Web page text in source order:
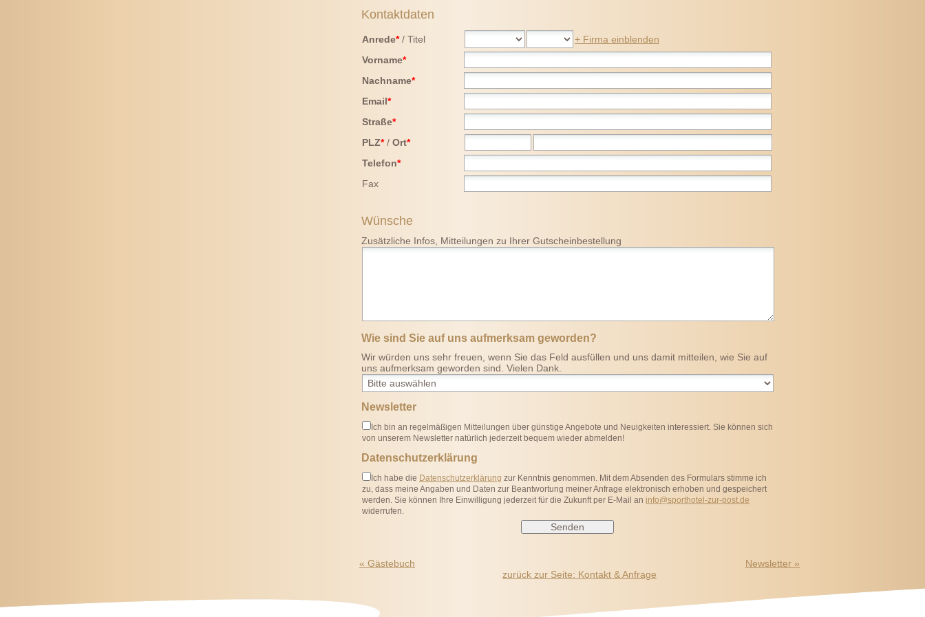
Kontaktdaten
Anrede*/ Titel + Firma einblenden
Vorname*
Nachname*
Email*
Straße*
PLZ*/ Ort*
Telefon*
Fax
Wünsche
Zusätzliche Infos, Mitteilungen zu Ihrer Gutscheinbestellung
Wie sind Sie auf uns aufmerksam geworden?
Wir würden uns sehr freuen, wenn Sie das Feld ausfüllen und uns damit mitteilen, wie Sie auf
uns aufmerksam geworden sind. Vielen Dank.
Newsletter
Ich bin an regelmäßigen Mitteilungen über günstige Angebote und Neuigkeiten interessiert. Sie können sich
von unserem Newsletter natürlich jederzeit bequem wieder abmelden!
Datenschutzerklärung
Ich habe die Datenschutzerklärung zur Kenntnis genommen. Mit dem Absenden des Formulars stimme ich
zu, dass meine Angaben und Daten zur Beantwortung meiner Anfrage elektronisch erhoben und gespeichert
werden. Sie können Ihre Einwilligung jederzeit für die Zukunft per E-Mail an info@sporthotel-zur-post.de
widerrufen.
« Gästebuch Newsletter »
zurück zur Seite: Kontakt & Anfrage